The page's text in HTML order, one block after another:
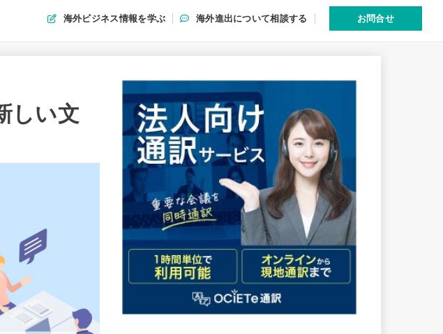
海外ビジネス情報を学ぶ 海外進出について相談する お問合せ
しい文